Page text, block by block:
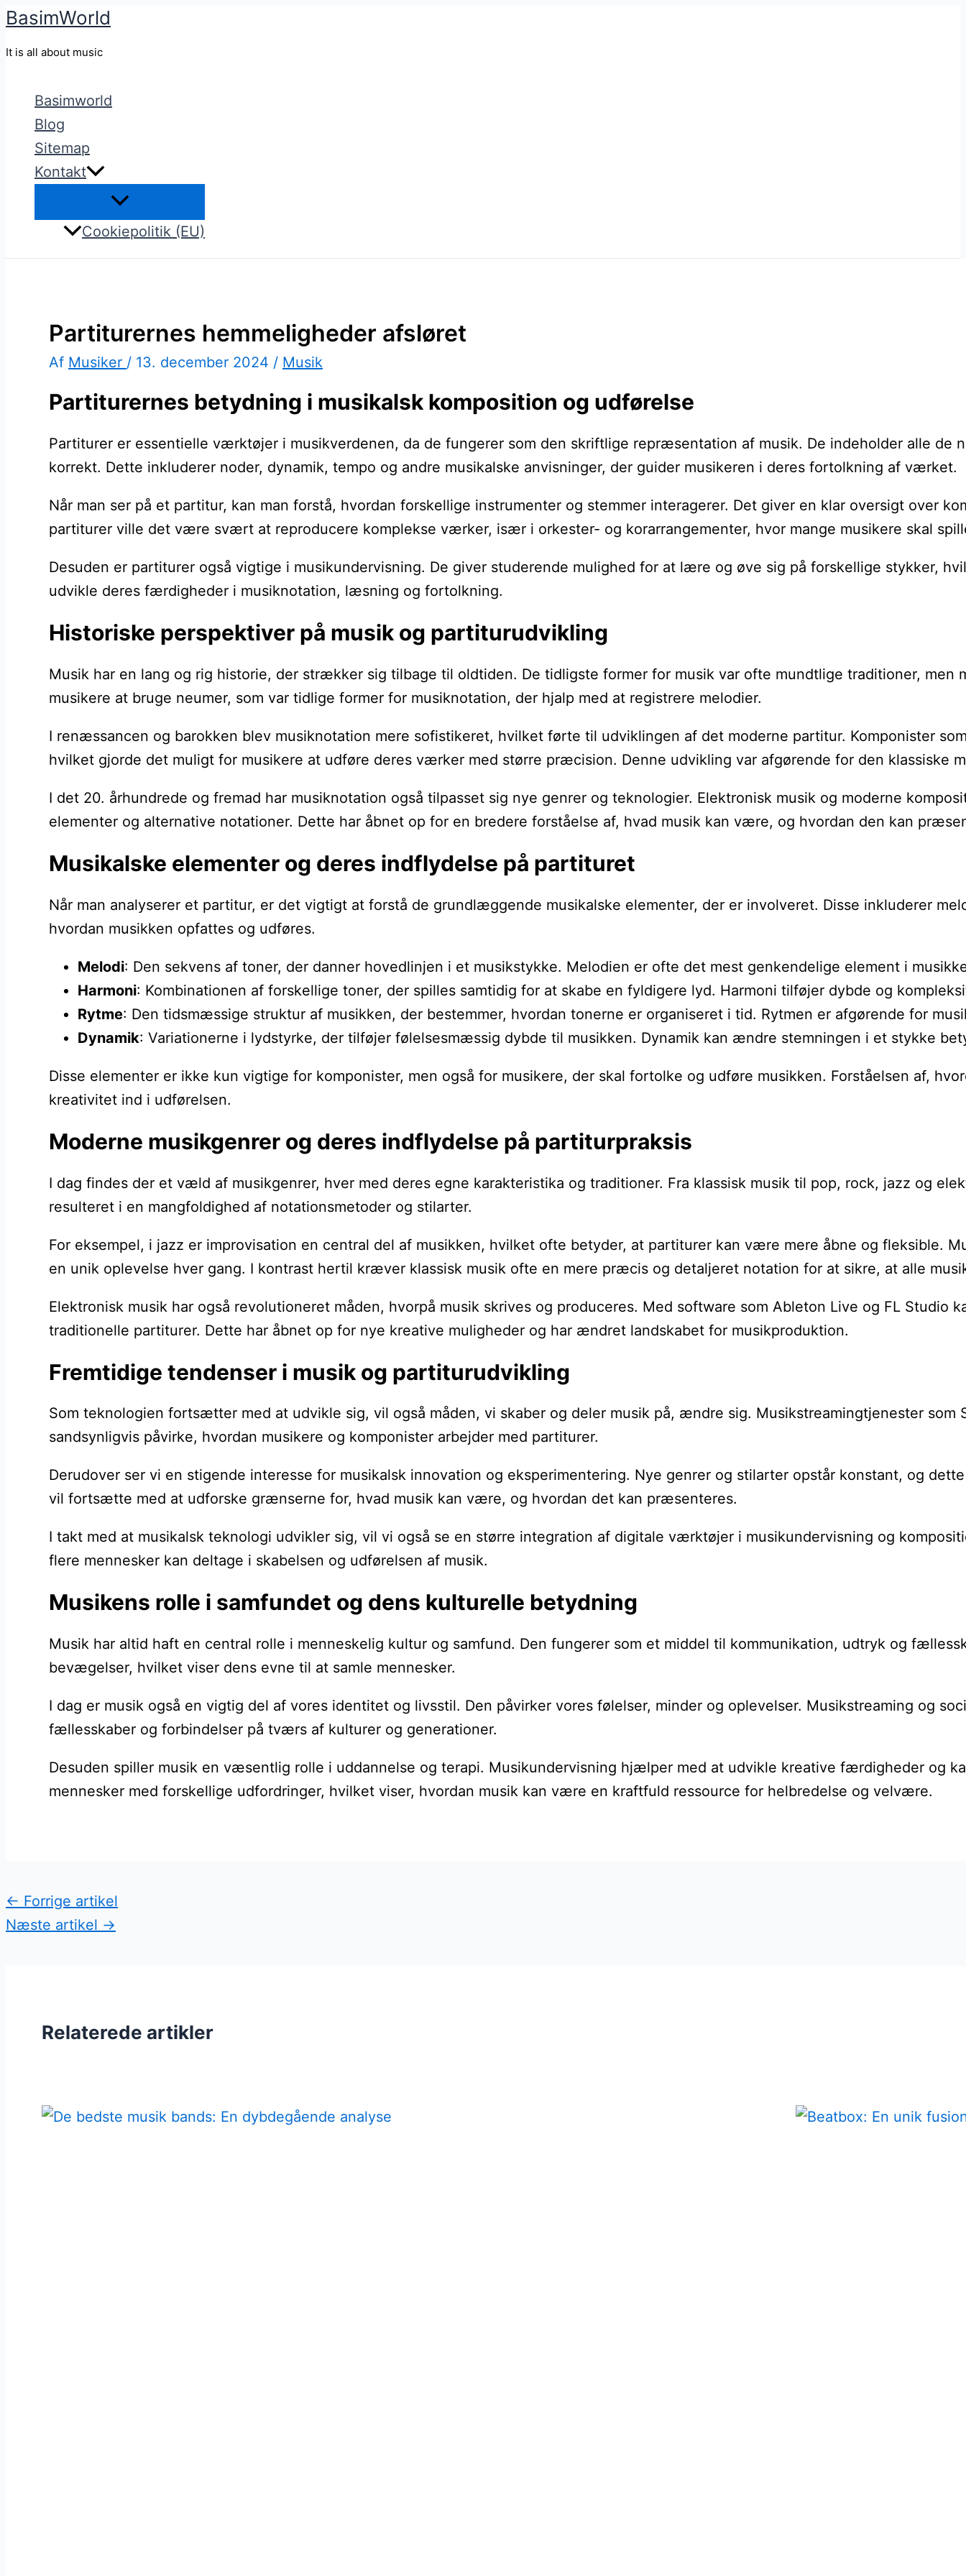
Gå
BasimWorld
It is all about music
Basimworld
Blog
Sitemap
Kontakt
Cookiepolitik (EU)
Partiturernes hemmeligheder afsløret
Af Musiker / 13. december 2024 / Musik
Partiturernes betydning i musikalsk komposition og udførelse
Partiturer er essentielle værktøjer i musikverdenen, da de fungerer som den skriftlige repræsentation af musik. De indeholder alle de
korrekt. Dette inkluderer noder, dynamik, tempo og andre musikalske anvisninger, der guider musikeren i deres fortolkning af værket.
Når man ser på et partitur, kan man forstå, hvordan forskellige instrumenter og stemmer interagerer. Det giver en klar oversigt over
partiturer ville det være svært at reproducere komplekse værker, især i orkester- og korarrangementer, hvor mange musikere skal
Desuden er partiturer også vigtige i musikundervisning. De giver studerende mulighed for at lære og øve sig på forskellige stykker,
udvikle deres færdigheder i musiknotation, læsning og fortolkning.
Historiske perspektiver på musik og partiturudvikling
Musik har en lang og rig historie, der strækker sig tilbage til oldtiden. De tidligste former for musik var ofte mundtlige traditioner,
musikere at bruge neumer, som var tidlige former for musiknotation, der hjalp med at registrere melodier.
I renæssancen og barokken blev musiknotation mere sofistikeret, hvilket førte til udviklingen af det moderne partitur. Komponister
hvilket gjorde det muligt for musikere at udføre deres værker med større præcision. Denne udvikling var afgørende for den klassiske
I det 20. århundrede og fremad har musiknotation også tilpasset sig nye genrer og teknologier. Elektronisk musik og moderne
elementer og alternative notationer. Dette har åbnet op for en bredere forståelse af, hvad musik kan være, og hvordan den kan
Musikalske elementer og deres indflydelse på partituret
Når man analyserer et partitur, er det vigtigt at forstå de grundlæggende musikalske elementer, der er involveret. Disse inkluderer
hvordan musikken opfattes og udføres.
Melodi: Den sekvens af toner, der danner hovedlinjen i et musikstykke. Melodien er ofte det mest genkendelige element i
Harmoni: Kombinationen af forskellige toner, der spilles samtidig for at skabe en fyldigere lyd. Harmoni tilføjer dybde og
Rytme: Den tidsmæssige struktur af musikken, der bestemmer, hvordan tonerne er organiseret i tid. Rytmen er afgørende for
Dynamik: Variationerne i lydstyrke, der tilføjer følelsesmæssig dybde til musikken. Dynamik kan ændre stemningen i et stykke
Disse elementer er ikke kun vigtige for komponister, men også for musikere, der skal fortolke og udføre musikken. Forståelsen af,
kreativitet ind i udførelsen.
Moderne musikgenrer og deres indflydelse på partiturpraksis
I dag findes der et væld af musikgenrer, hver med deres egne karakteristika og traditioner. Fra klassisk musik til pop, rock, jazz og
resulteret i en mangfoldighed af notationsmetoder og stilarter.
For eksempel, i jazz er improvisation en central del af musikken, hvilket ofte betyder, at partiturer kan være mere åbne og fleksible.
en unik oplevelse hver gang. I kontrast hertil kræver klassisk musik ofte en mere præcis og detaljeret notation for at sikre, at alle
Elektronisk musik har også revolutioneret måden, hvorpå musik skrives og produceres. Med software som Ableton Live og FL
traditionelle partiturer. Dette har åbnet op for nye kreative muligheder og har ændret landskabet for musikproduktion.
Fremtidige tendenser i musik og partiturudvikling
Som teknologien fortsætter med at udvikle sig, vil også måden, vi skaber og deler musik på, ændre sig. Musikstreamingtjenester
sandsynligvis påvirke, hvordan musikere og komponister arbejder med partiturer.
Derudover ser vi en stigende interesse for musikalsk innovation og eksperimentering. Nye genrer og stilarter opstår konstant, og
vil fortsætte med at udforske grænserne for, hvad musik kan være, og hvordan det kan præsenteres.
I takt med at musikalsk teknologi udvikler sig, vil vi også se en større integration af digitale værktøjer i musikundervisning og
flere mennesker kan deltage i skabelsen og udførelsen af musik.
Musikens rolle i samfundet og dens kulturelle betydning
Musik har altid haft en central rolle i menneskelig kultur og samfund. Den fungerer som et middel til kommunikation, udtryk og
bevægelser, hvilket viser dens evne til at samle mennesker.
I dag er musik også en vigtig del af vores identitet og livsstil. Den påvirker vores følelser, minder og oplevelser. Musikstreaming og
fællesskaber og forbindelser på tværs af kulturer og generationer.
Desuden spiller musik en væsentlig rolle i uddannelse og terapi. Musikundervisning hjælper med at udvikle kreative færdigheder og
mennesker med forskellige udfordringer, hvilket viser, hvordan musik kan være en kraftfuld ressource for helbredelse og velvære.
← Forrige artikel
Næste artikel →
Relaterede artikler